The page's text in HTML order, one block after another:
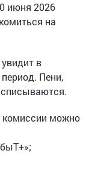
июня 2026
на
в
Пени,
списываются.
комиссии можно